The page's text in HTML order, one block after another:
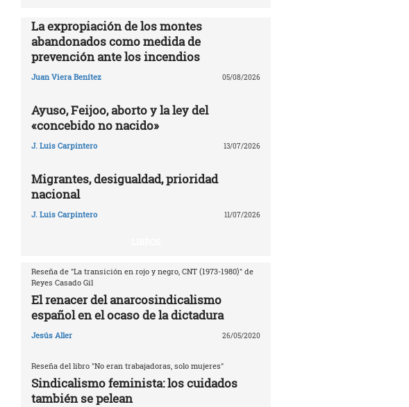
La expropiación de los montes
abandonados como medida de
prevención ante los incendios
Juan Viera Benítez 05/08/2026
Ayuso, Feijoo, aborto y la ley del
«concebido no nacido»
J. Luis Carpintero 13/07/2026
Migrantes, desigualdad, prioridad
nacional
J. Luis Carpintero 11/07/2026
Reseña de "La transición en rojo y negro, CNT (1973-1980)" de
Reyes Casado Gil
El renacer del anarcosindicalismo
español en el ocaso de la dictadura
Jesús Aller 26/05/2020
Reseña del libro "No eran trabajadoras, solo mujeres"
Sindicalismo feminista: los cuidados
también se pelean